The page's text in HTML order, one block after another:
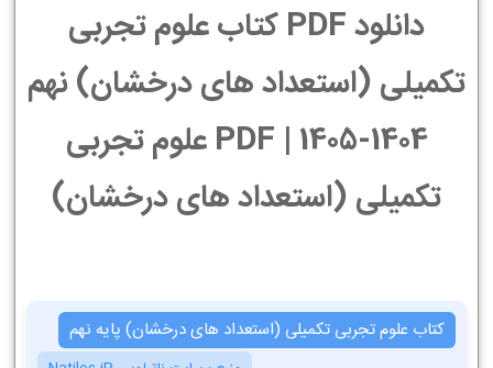
دانلود PDF کتاب علوم تجربی
تکمیلی (استعداد های درخشان) نهم
1404-1405 | PDF علوم تجربی
تکمیلی (استعداد های درخشان)
کتاب علوم تجربی تکمیلی (استعداد های درخشان) پایه نهم